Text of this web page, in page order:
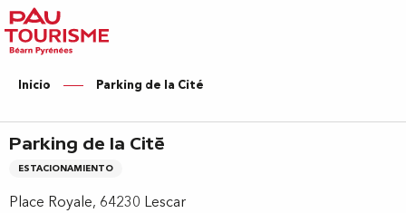
Aller
au
contenu
principal
Inicio Parking de la Cité
Parking de la Cité
ESTACIONAMIENTO
Place Royale, 64230 Lescar